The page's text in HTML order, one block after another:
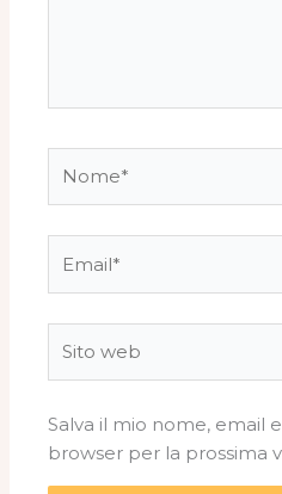
web
Salva il mio nome, email
browser per la prossima